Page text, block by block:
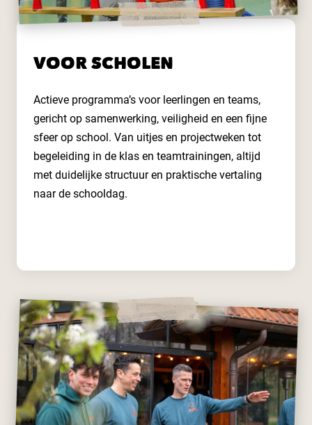
VOOR SCHOLEN
Actieve programma’s voor leerlingen en teams,
gericht op samenwerking, veiligheid en een fijne
sfeer op school. Van uitjes en projectweken tot
begeleiding in de klas en teamtrainingen, altijd
met duidelijke structuur en praktische vertaling
naar de schooldag.